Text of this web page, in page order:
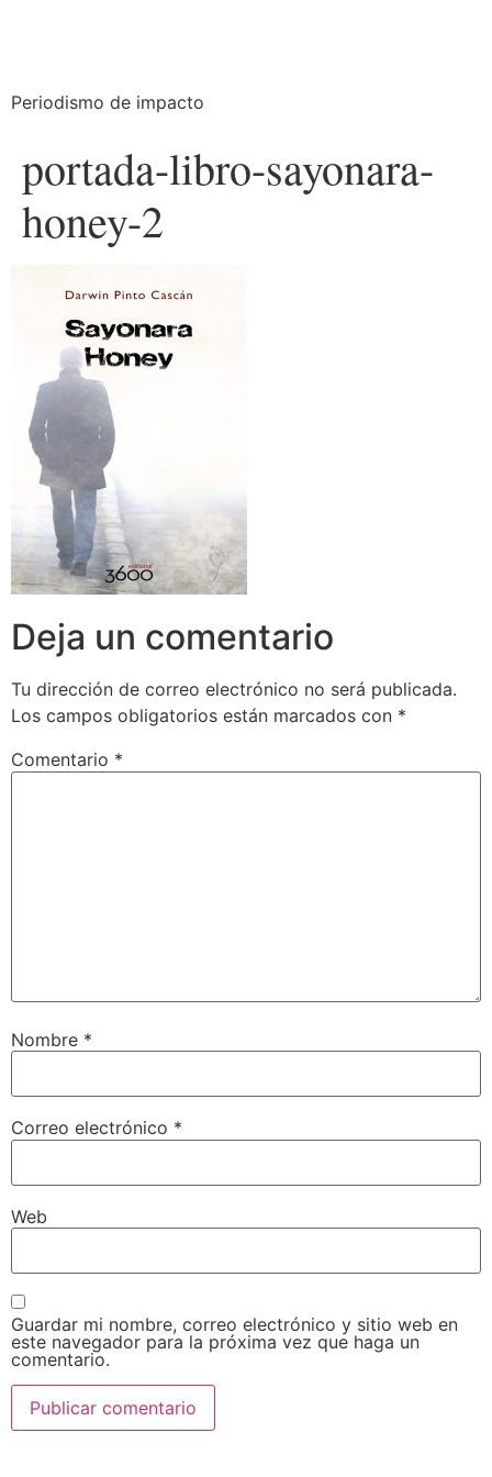
Periodismo de impacto
portada-libro-sayonara-
honey-2
Deja un comentario
Tu dirección de correo electrónico no será publicada.
Los campos obligatorios están marcados con *
Comentario *
Nombre *
Correo electrónico *
Web
Guardar mi nombre, correo electrónico y sitio web en
este navegador para la próxima vez que haga un
comentario.